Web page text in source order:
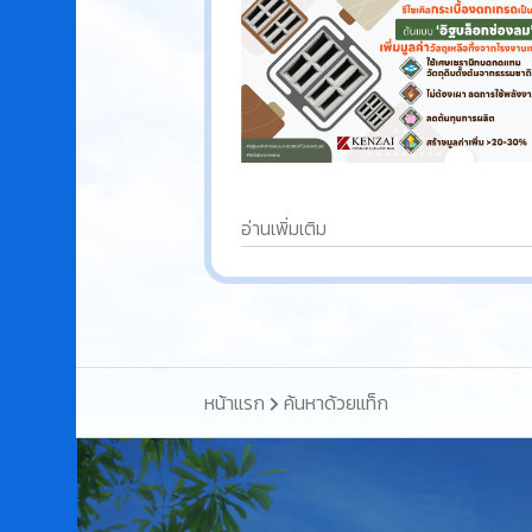
อ่านเพิ่มเติม
หน้าแรก ค้นหาด้วยแท็ก